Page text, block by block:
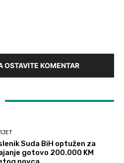
OSTAVITE KOMENTAR
Suda BiH optužen za
gotovo 200.000 KM